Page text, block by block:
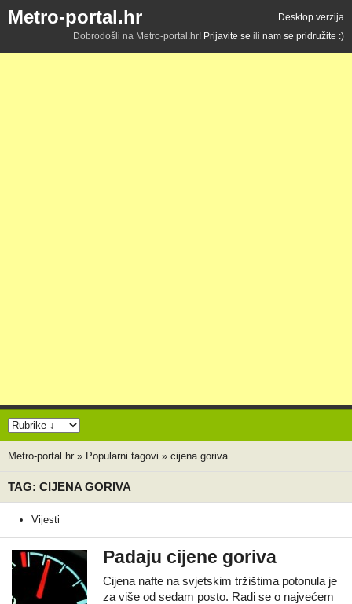
Metro-portal.hr
Desktop verzija
Dobrodošli na Metro-portal.hr! Prijavite se ili nam se pridružite :)
Metro-portal.hr » Popularni tagovi » cijena goriva
TAG: CIJENA GORIVA
Vijesti
Padaju cijene goriva
Cijena nafte na svjetskim tržištima potonula je
za više od sedam posto. Radi se o najvećem